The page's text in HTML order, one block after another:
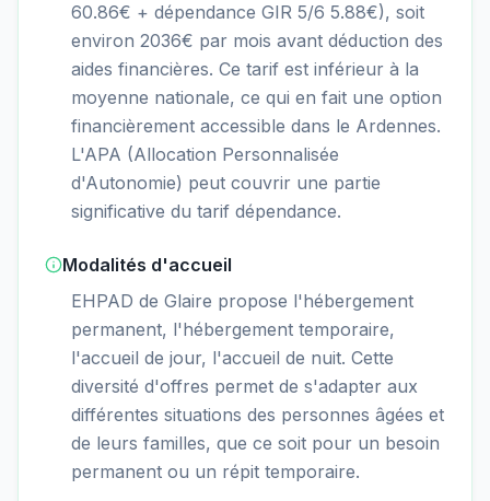
60.86€ + dépendance GIR 5/6 5.88€), soit
environ 2036€ par mois avant déduction des
aides financières. Ce tarif est inférieur à la
moyenne nationale, ce qui en fait une option
financièrement accessible dans le Ardennes.
L'APA (Allocation Personnalisée
d'Autonomie) peut couvrir une partie
significative du tarif dépendance.
Modalités d'accueil
EHPAD de Glaire propose l'hébergement
permanent, l'hébergement temporaire,
l'accueil de jour, l'accueil de nuit. Cette
diversité d'offres permet de s'adapter aux
différentes situations des personnes âgées et
de leurs familles, que ce soit pour un besoin
permanent ou un répit temporaire.